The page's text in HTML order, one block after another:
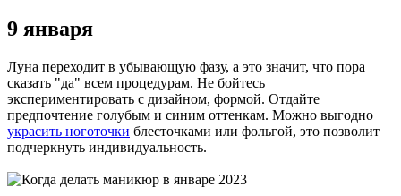
9 января
Луна переходит в убывающую фазу, а это значит, что пора
сказать "да" всем процедурам. Не бойтесь
экспериментировать с дизайном, формой. Отдайте
предпочтение голубым и синим оттенкам. Можно выгодно
украсить ноготочки блесточками или фольгой, это позволит
подчеркнуть индивидуальность.